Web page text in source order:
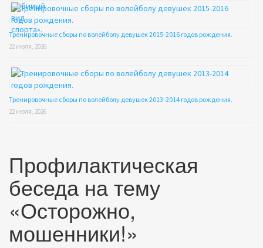
Тренировочные сборы по волейболу девушек 2015-2016 годов рождения.
22 июля, 2026
Тренировочные сборы по волейболу девушек 2013-2014 годов рождения.
22 июля, 2026
Профилактическая
беседа на тему
«Осторожно,
мошенники!»